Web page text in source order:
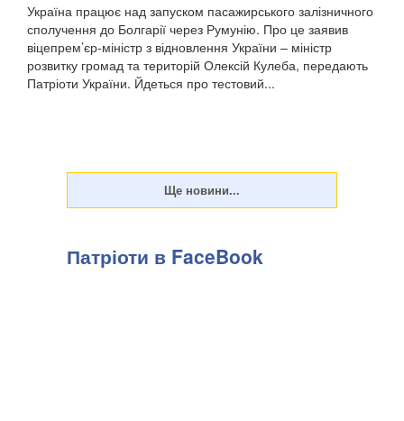
Україна працює над запуском пасажирського залізничного
сполучення до Болгарії через Румунію. Про це заявив
віцепрем’єр-міністр з відновлення України – міністр
розвитку громад та територій Олексій Кулеба, передають
Патріоти України. Йдеться про тестовий...
Патріоти в FaceBook